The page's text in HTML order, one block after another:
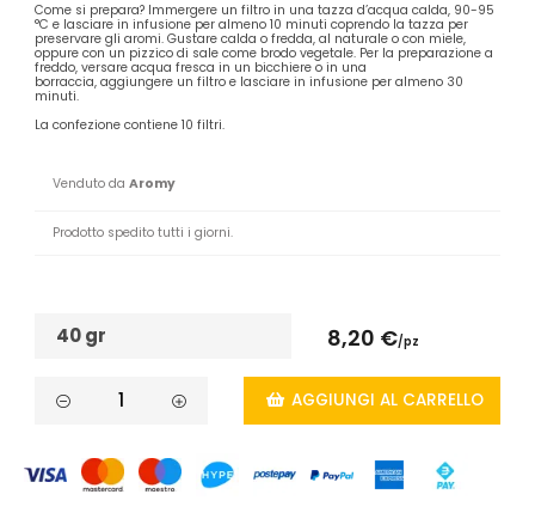
Come si prepara? Immergere un filtro in una tazza d’acqua calda, 90-95
°C e lasciare in infusione per almeno 10 minuti coprendo la tazza per
preservare gli aromi. Gustare calda o fredda, al naturale o con miele,
oppure con un pizzico di sale come brodo vegetale. Per la preparazione a
freddo, versare acqua fresca in un bicchiere o in una
borraccia, aggiungere un filtro e lasciare in infusione per almeno 30
minuti.
La confezione contiene 10 filtri.
Venduto daAromy
Prodotto spedito tutti i giorni.
40 gr 8,20 €/pz
AGGIUNGI AL CARRELLO